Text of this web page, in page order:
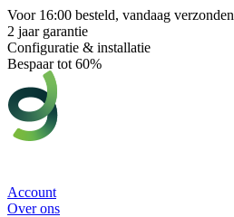
Voor 16:00 besteld, vandaag verzonden
2 jaar garantie
Configuratie & installatie
Bespaar tot 60%
Account
Over ons